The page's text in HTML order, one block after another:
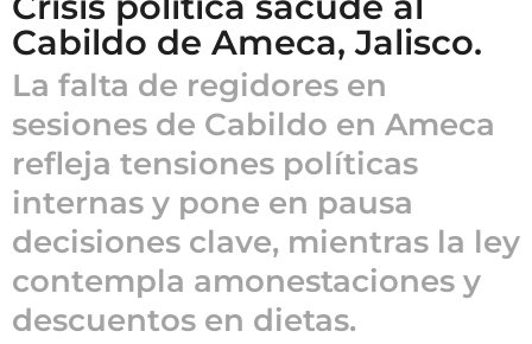
e
s
e
s
a
g
o
9
m
e
e
Cabildo de Ameca, Jalisco.
La falta de regidores en
sesiones de Cabildo en Ameca
refleja tensiones políticas
internas y pone en pausa
decisiones clave, mientras la ley
contempla amonestaciones y
descuentos en dietas.